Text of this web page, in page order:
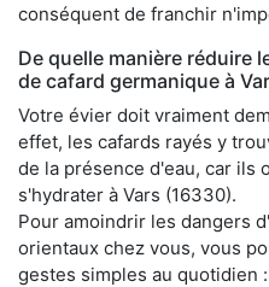
conséquent de franchir
De quelle manière réduire
de cafard germanique à
Votre évier doit vraiment
effet, les cafards rayés y
de la présence d'eau, car ils
s'hydrater à Vars (16330).
Pour amoindrir les dangers
orientaux chez vous, vous
gestes simples au quotidien